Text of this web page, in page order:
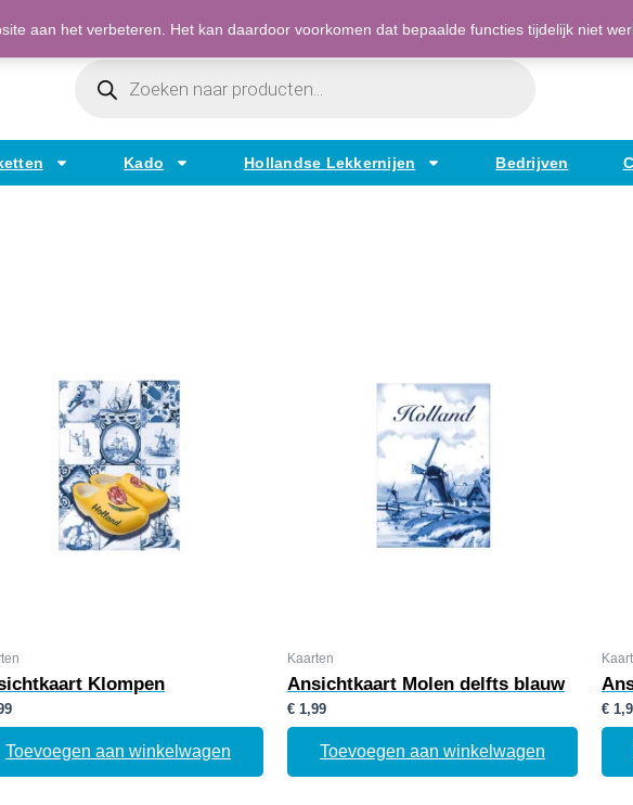
aan het verbeteren. Het kan daardoor voorkomen dat bepaalde functies tijdelijk niet
Bestellen op factuur mogelijk voor bedrijven
Producten
Kado Hollandse Lekkernijen Bedrijven
Klompen
Toevoegen aan winkelwagen
Kaarten
Ansichtkaart Molen delfts blauw
€ 1,99
Toevoegen aan winkelwagen
€